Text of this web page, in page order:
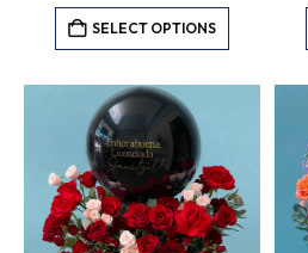
SELECT OPTIONS